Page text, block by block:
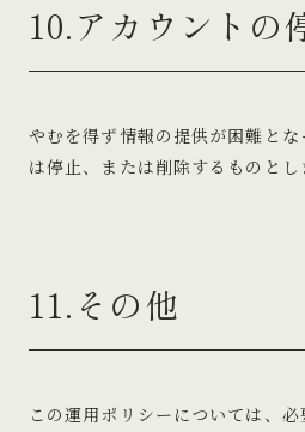
10.アカウントの
やむを得ず情報の提供が困難と
は停止、または削除するものとし
11.その他
この運用ポリシーについては、